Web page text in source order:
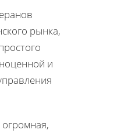
рынка,
и
огромная,